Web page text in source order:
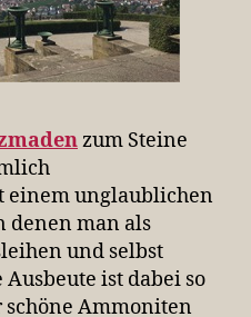
zum Steine
einem unglaublichen
denen man als
und selbst
ist dabei so
schöne Ammoniten